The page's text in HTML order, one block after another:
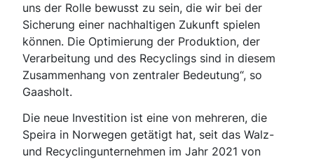
uns der Rolle bewusst zu sein, die wir bei der
Sicherung einer nachhaltigen Zukunft spielen
können. Die Optimierung der Produktion, der
Verarbeitung und des Recyclings sind in diesem
Zusammenhang von zentraler Bedeutung“, so
Gaasholt.
Die neue Investition ist eine von mehreren, die
Speira in Norwegen getätigt hat, seit das Walz-
und Recyclingunternehmen im Jahr 2021 von